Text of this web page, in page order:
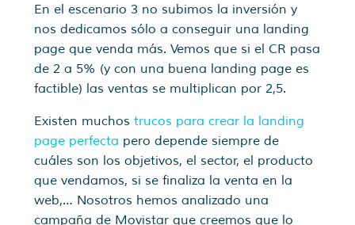
En el escenario 3 no subimos la inversión y
nos dedicamos sólo a conseguir una landing
page que venda más. Vemos que si el CR pasa
de 2 a 5% (y con una buena landing page es
factible) las ventas se multiplican por 2,5.
Existen muchos trucos para crear la landing
page perfecta pero depende siempre de
cuáles son los objetivos, el sector, el producto
que vendamos, si se finaliza la venta en la
web,… Nosotros hemos analizado una
campaña de Movistar que creemos que lo